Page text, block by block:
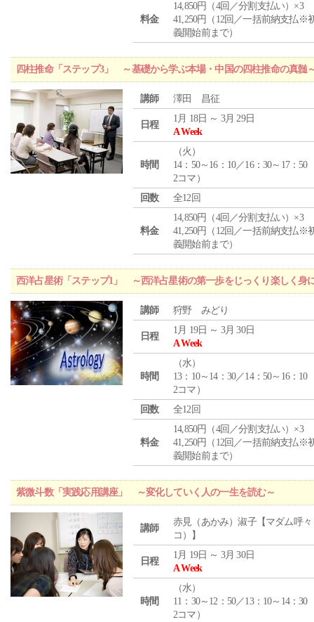
料金
14,850円（4回／分割支払い）×3
41,250円（12回／一括前納支払※
義開始前まで）
四柱推命「ステップ3」 ～基礎から学ぶ本場・中国の四柱推命の真髄
講師 澤田 昌征
日程
1月 18日 ～ 3月 29日
A Week
時間
（火 ）
14：50～16：10／16：30～17：50
2コマ）
回数
全12回
料金
14,850円（4回／分割支払い）×3
41,250円（12回／一括前納支払※
義開始前まで）
西洋占星術「ステップ1」 ～西洋占星術の第一歩をじっくり楽しく身
講師 狩野 みどり
日程
1月 19日 ～ 3月 30日
A Week
時間
（水）
13：10～14：30／14：50～16：10
2コマ）
回数
全12回
料金
14,850円（4回／分割支払い）×3
41,250円（12回／一括前納支払※
義開始前まで）
紫微斗数「実践応用講座」 ～変化していく人の一生を読む～
講師
赤見（あかみ）淑子【マダム呼々
コ）】
日程
1月 19日 ～ 3月 30日
A Week
時間
（水）
11：30～12：50／13：10～14：30
2コマ）